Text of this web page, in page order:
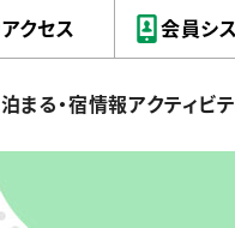
アクセス 会員シ
泊まる・宿情報アクティビ